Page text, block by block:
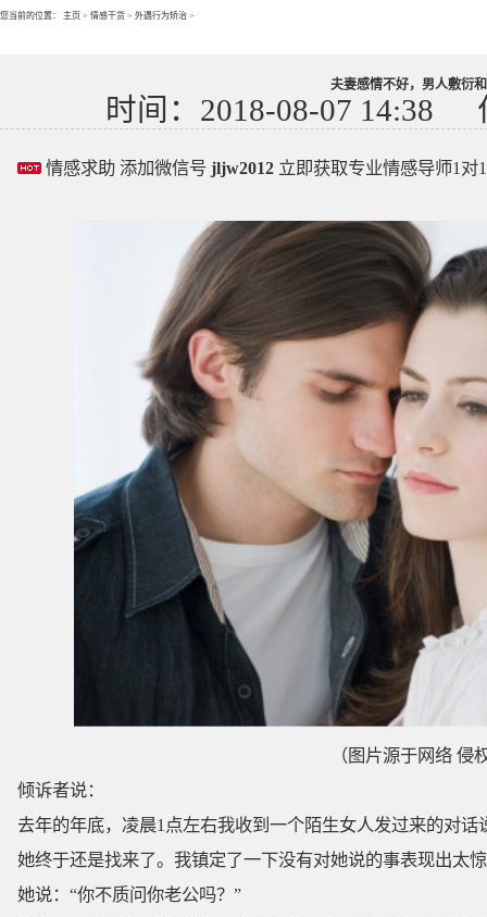
您当前的位置： 主页 > 情感干货 > 外遇行为矫治 >
夫妻感情不好，男人敷衍
时间：2018-08-07 14:38
情感求助 添加微信号 jljw2012 立即获取专业情感导师1对
（图片源于网络 侵
倾诉者说：
去年的年底，凌晨1点左右我收到一个陌生女人发过来的对
她终于还是找来了。我镇定了一下没有对她说的事表现出太
她说：“你不质问你老公吗？”